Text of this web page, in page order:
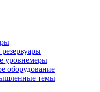
уровнемеры
оборудование
темы